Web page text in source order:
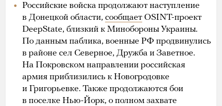
Российские войска продолжают наступление
в Донецкой области, сообщает OSINT-проект
DeepState, близкий к Минобороны Украины.
По данным паблика, военные РФ продвинулись
в районе сел Северное, Дружба и Заветное.
На Покровском направлении российская
армия приблизились к Новогродовке
и Григорьевке. Также продолжаются бои
в поселке Нью-Йорк, о полном захвате